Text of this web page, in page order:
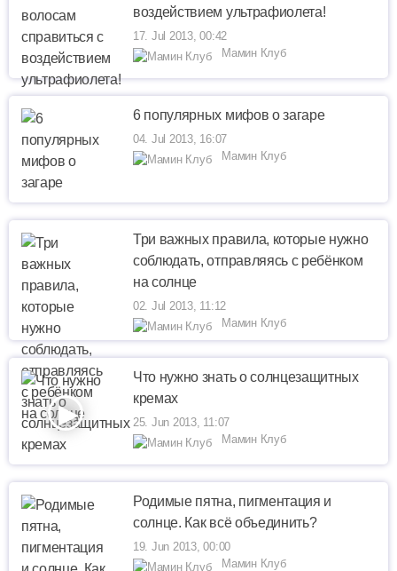
воздействием ультрафиолета!
17. Jul 2013, 00:42
Мамин Клуб
6 популярных мифов о загаре
04. Jul 2013, 16:07
Мамин Клуб
Три важных правила, которые нужно
соблюдать, отправляясь с ребёнком
на солнце
02. Jul 2013, 11:12
Мамин Клуб
Что нужно знать о солнцезащитных
кремах
25. Jun 2013, 11:07
Мамин Клуб
Родимые пятна, пигментация и
солнце. Как всё объединить?
19. Jun 2013, 00:00
Мамин Клуб